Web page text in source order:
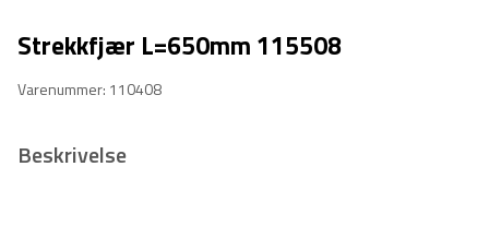
Strekkfjær L=650mm 115508
Varenummer: 110408
Beskrivelse